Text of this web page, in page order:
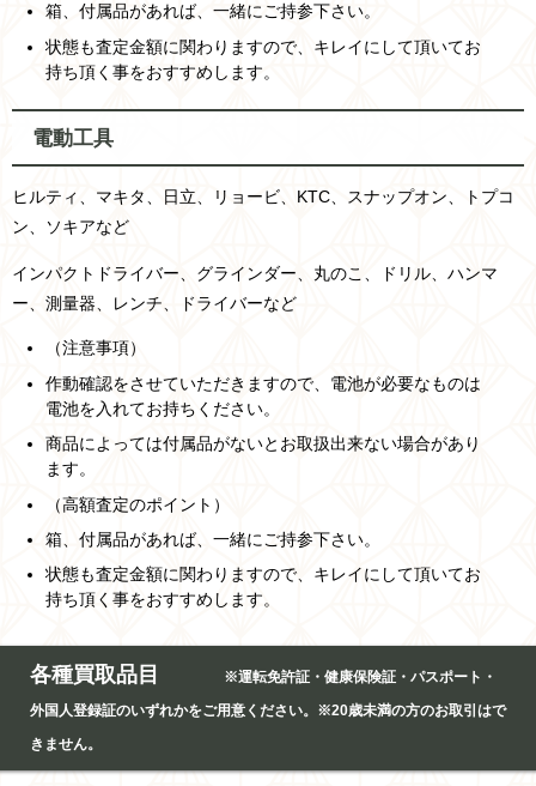
箱、付属品があれば、一緒にご持参下さい。
状態も査定金額に関わりますので、キレイにして頂いてお
持ち頂く事をおすすめします。
電動工具
ヒルティ、マキタ、日立、リョービ、KTC、スナップオン、トプコ
ン、ソキアなど
インパクトドライバー、グラインダー、丸のこ、ドリル、ハンマ
ー、測量器、レンチ、ドライバーなど
（注意事項）
作動確認をさせていただきますので、電池が必要なものは
電池を入れてお持ちください。
商品によっては付属品がないとお取扱出来ない場合があり
ます。
（高額査定のポイント）
箱、付属品があれば、一緒にご持参下さい。
状態も査定金額に関わりますので、キレイにして頂いてお
持ち頂く事をおすすめします。
各種買取品目
※運転免許証・健康保険証・パスポート・
外国人登録証のいずれかをご用意ください。※20歳未満の方のお取引はで
きません。